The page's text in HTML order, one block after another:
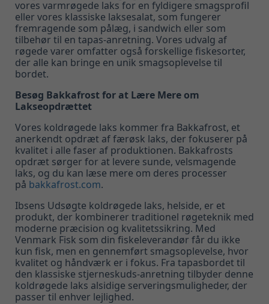
vores varmrøgede laks for en fyldigere smagsprofil
eller vores klassiske laksesalat, som fungerer
fremragende som pålæg, i sandwich eller som
tilbehør til en tapas-anretning. Vores udvalg af
røgede varer omfatter også forskellige fiskesorter,
der alle kan bringe en unik smagsoplevelse til
bordet.
Besøg Bakkafrost for at Lære Mere om
Lakseopdrættet
Vores koldrøgede laks kommer fra Bakkafrost, et
anerkendt opdræt af færøsk laks, der fokuserer på
kvalitet i alle faser af produktionen. Bakkafrosts
opdræt sørger for at levere sunde, velsmagende
laks, og du kan læse mere om deres processer
på bakkafrost.com.
Ibsens Udsøgte koldrøgede laks, helside, er et
produkt, der kombinerer traditionel røgeteknik med
moderne præcision og kvalitetssikring. Med
Venmark Fisk som din fiskeleverandør får du ikke
kun fisk, men en gennemført smagsoplevelse, hvor
kvalitet og håndværk er i fokus. Fra tapasbordet til
den klassiske stjerneskuds-anretning tilbyder denne
koldrøgede laks alsidige serveringsmuligheder, der
passer til enhver lejlighed.